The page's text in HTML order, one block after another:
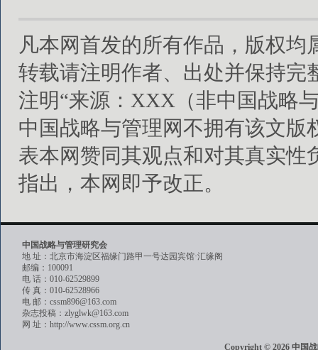
凡本网首发的所有作品，版权
转载请注明作者、出处并保持完
注明“来源：XXX（非中国战略
中国战略与管理网不拥有该文
表本网赞同其观点和对其真实
指出，本网即予改正。
中国战略与管理研究会
地 址：北京市海淀区福缘门路甲一号达园宾馆·汇缘阁
邮编：100091
电 话：010-62529899
传 真：010-62528966
电 邮：cssm896@163.com
杂志投稿：zlyglwk@163.com
网 址：http://www.cssm.org.cn
Copyright © 2026 中国